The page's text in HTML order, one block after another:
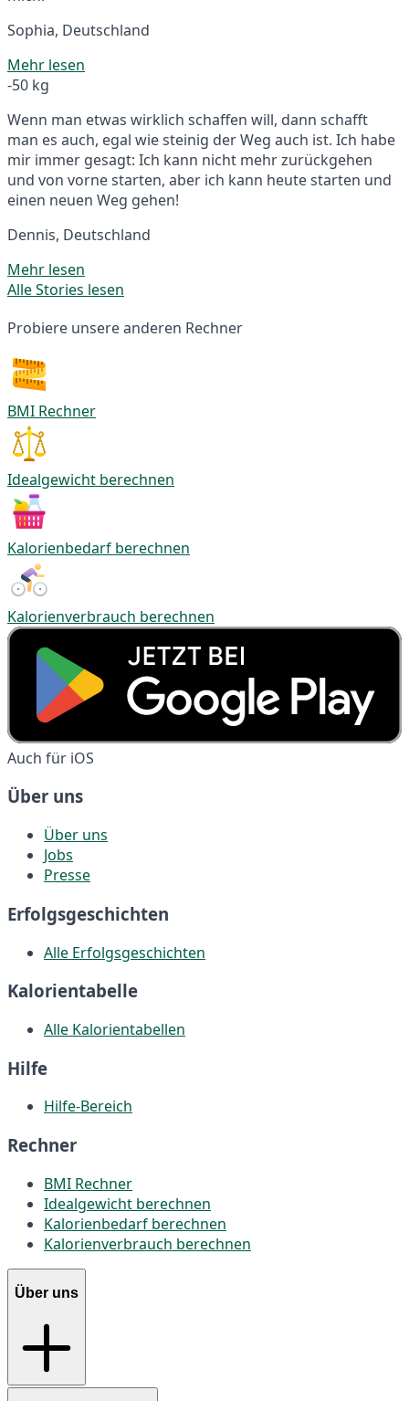
Sophia, Deutschland
Mehr lesen
-50 kg
Wenn man etwas wirklich schaffen will, dann schafft
man es auch, egal wie steinig der Weg auch ist. Ich habe
mir immer gesagt: Ich kann nicht mehr zurückgehen
und von vorne starten, aber ich kann heute starten und
einen neuen Weg gehen!
Dennis, Deutschland
Mehr lesen
Alle Stories lesen
Probiere unsere anderen Rechner
BMI Rechner
Idealgewicht berechnen
Kalorienbedarf berechnen
Kalorienverbrauch berechnen
Auch für iOS
Über uns
Über uns
Jobs
Presse
Erfolgsgeschichten
Alle Erfolgsgeschichten
Kalorientabelle
Alle Kalorientabellen
Hilfe
Hilfe-Bereich
Rechner
BMI Rechner
Idealgewicht berechnen
Kalorienbedarf berechnen
Kalorienverbrauch berechnen
Über uns